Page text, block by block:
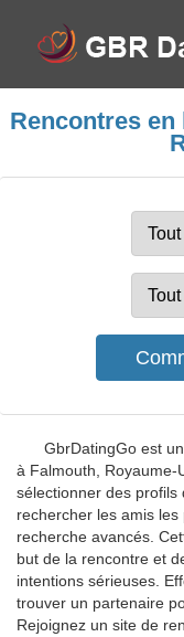
Rencontres
GbrDatingGo est
à Falmouth, Royaume-
sélectionner des
rechercher les amis
recherche avancés.
but de la rencontre et
intentions sérieuses.
trouver un partenaire
Rejoignez un site de